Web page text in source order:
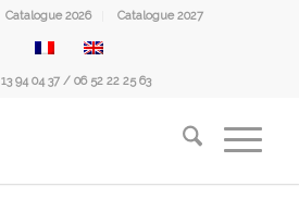
Catalogue 2026 Catalogue 2027
94 04 37 / 06 52 22 25 63